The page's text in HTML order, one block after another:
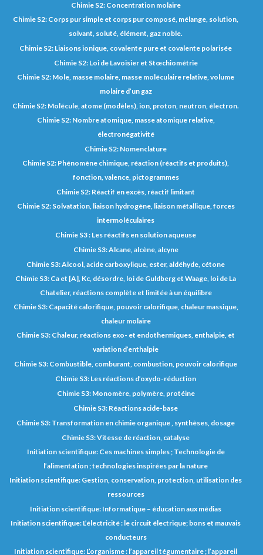
Chimie S2: Concentration molaire
Chimie S2: Corps pur simple et corps pur composé, mélange, solution,
solvant, soluté, élément, gaz noble.
Chimie S2: Liaisons ionique, covalente pure et covalente polarisée
Chimie S2: Loi de Lavoisier et Stœchiométrie
Chimie S2: Mole, masse molaire, masse moléculaire relative, volume
molaire d’un gaz
Chimie S2: Molécule, atome (modèles), ion, proton, neutron, électron.
Chimie S2: Nombre atomique, masse atomique relative,
électronégativité
Chimie S2: Nomenclature
Chimie S2: Phénomène chimique, réaction (réactifs et produits),
fonction, valence, pictogrammes
Chimie S2: Réactif en excès, réactif limitant
Chimie S2: Solvatation, liaison hydrogène, liaison métallique, forces
intermoléculaires
Chimie S3 : Les réactifs en solution aqueuse
Chimie S3: Alcane, alcène, alcyne
Chimie S3: Alcool, acide carboxylique, ester, aldéhyde, cétone
Chimie S3: Ca et [A], Kc, désordre, loi de Guldberg et Waage, loi de La
Chatelier, réactions complète et limitée à un équilibre
Chimie S3: Capacité calorifique, pouvoir calorifique, chaleur massique,
chaleur molaire
Chimie S3: Chaleur, réactions exo- et endothermiques, enthalpie, et
variation d’enthalpie
Chimie S3: Combustible, comburant, combustion, pouvoir calorifique
Chimie S3: Les réactions d’oxydo-réduction
Chimie S3: Monomère, polymère, protéine
Chimie S3: Réactions acide-base
Chimie S3: Transformation en chimie organique , synthèses, dosage
Chimie S3: Vitesse de réaction, catalyse
Initiation scientifique: Ces machines simples ; Technologie de
l’alimentation ; technologies inspirées par la nature
Initiation scientifique: Gestion, conservation, protection, utilisation des
ressources
Initiation scientifique: Informatique – éducation aux médias
Initiation scientifique: L’électricité : le circuit électrique; bons et mauvais
conducteurs
Initiation scientifique: L’organisme : l’appareil tégumentaire ; l’appareil